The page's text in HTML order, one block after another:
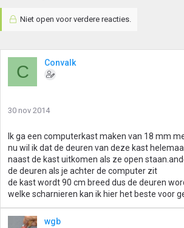
Niet open voor verdere reacties.
C Convalk
30 nov 2014
Ik ga een computerkast maken van 18 mm
nu wil ik dat de deuren van deze kast
naast de kast uitkomen als ze open
de deuren als je achter de computer zit
de kast wordt 90 cm breed dus de deuren
welke scharnieren kan ik hier het beste voor
wgb